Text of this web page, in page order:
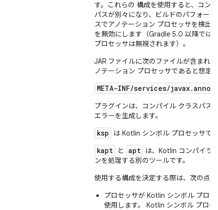
す。これらの 構成を使用すると、コン
パスが別々になり、ビルドのパフォー
スでアノテーション プロセッサを検出
を無効にします（Gradle 5.0 以降では
プロセッサは無視されます）。
JAR ファイルに次のファイルが含まれ
ノテーション プロセッサであると想定
META-INF/services/
プラグインは、コンパイル クラスパス
エラーを生成します。
ksp は Kotlin シンボル プロセッサで
kapt と apt
は、Kotlin コンパイラ
ンを処理する別のツールです。
使用する構成を決定する際は、次の点
プロセッサが Kotlin シンボル プロ
使用します。 Kotlin シンボル プロ